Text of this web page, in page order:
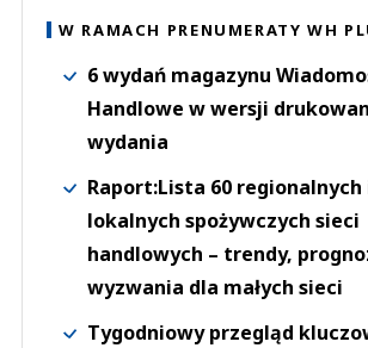
W RAMACH PRENUMERATY WH
6 wydań magazynu
Handlowe w wersji
wydania
Raport:Lista 60 regionalnych
lokalnych spożywczych sieci
handlowych – trendy,
wyzwania dla małych sieci
Tygodniowy przegląd